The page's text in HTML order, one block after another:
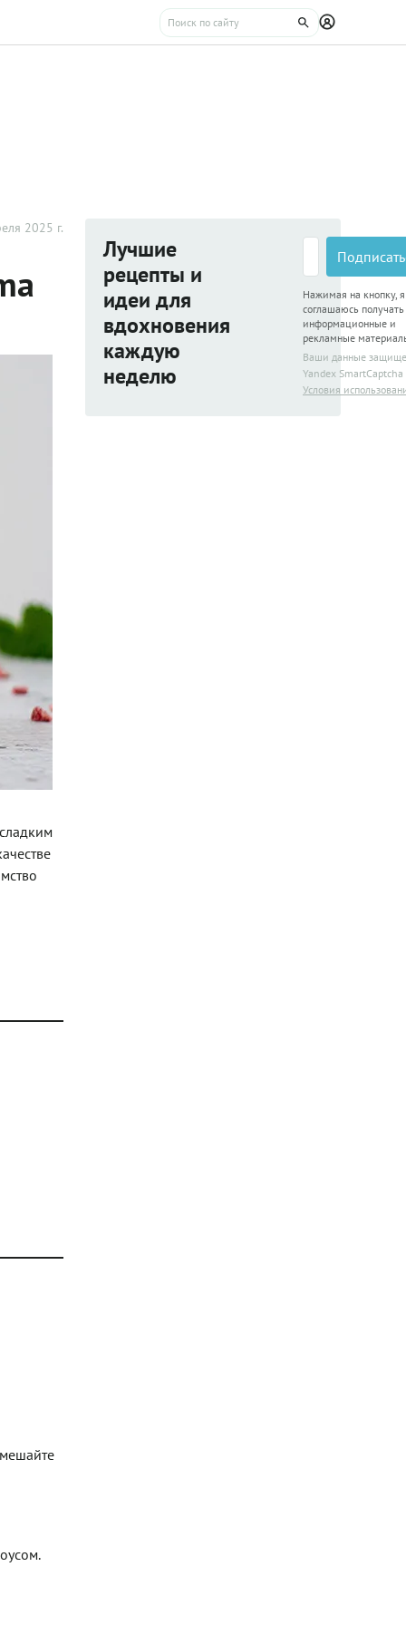
2025 г.
Лучшие
рецепты и
идеи для
вдохновения
каждую
неделю
Нажимая на кнопку, я
соглашаюсь получать
информационные и
рекламные
Ваши данные
Yandex SmartCaptcha
Условия